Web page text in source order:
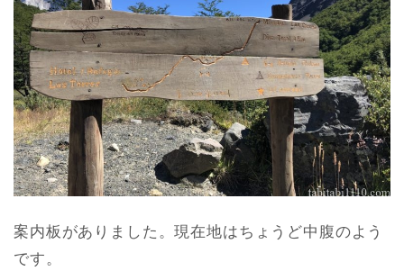
案内板がありました。現在地はちょうど中腹のよう
です。